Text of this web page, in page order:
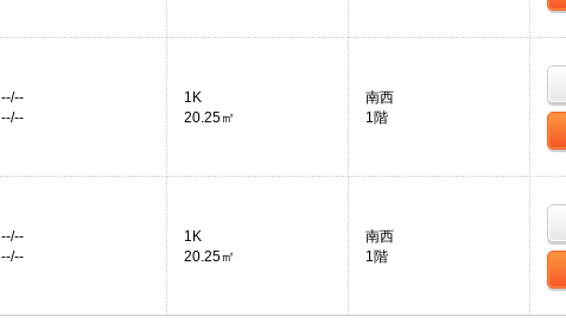
--/--
--/--
1K
20.25㎡
南西
1階
--/--
--/--
1K
20.25㎡
南西
1階